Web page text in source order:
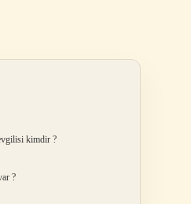
kimdir ?
?